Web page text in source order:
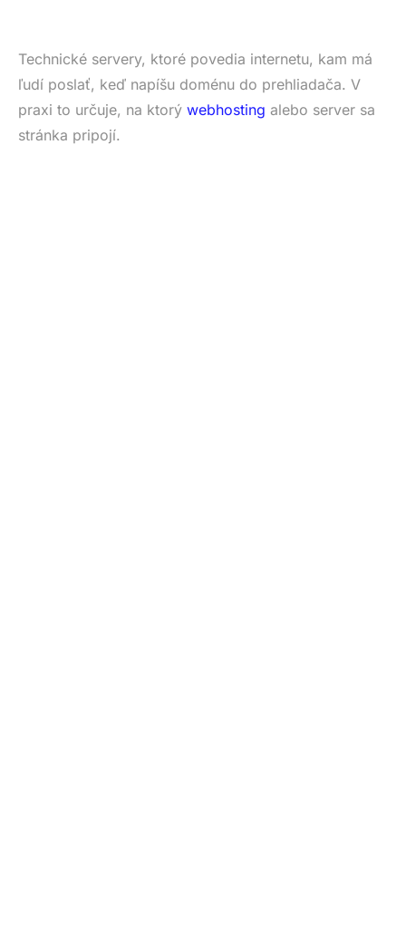
Technické servery, ktoré povedia internetu, kam má
ľudí poslať, keď napíšu doménu do prehliadača. V
praxi to určuje, na ktorý webhosting alebo server sa
stránka pripojí.